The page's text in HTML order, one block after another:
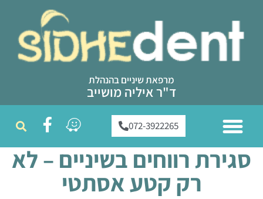
מרפאת שיניים בהנהלת
ד"ר איליה מושייב
072-3922265
סגירת רווחים בשיניים – לא
רק קטע אסתטי